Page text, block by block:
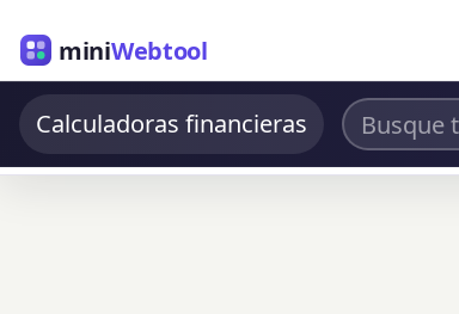
miniWebtool
Calculadoras financieras